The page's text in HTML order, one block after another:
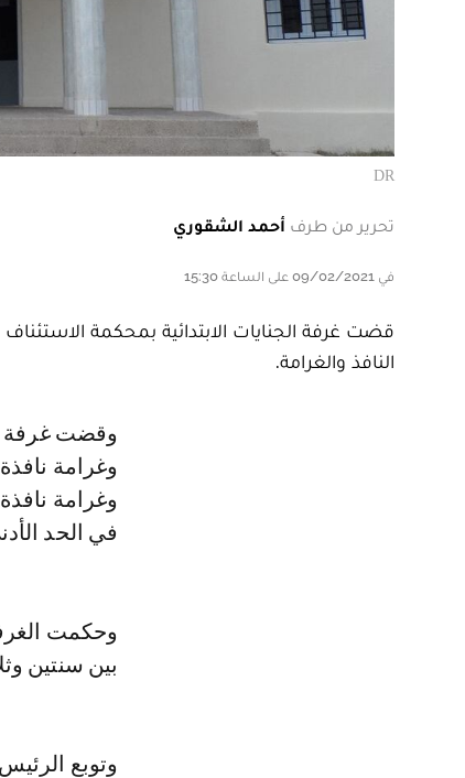
DR
تحرير من طرف أحمد الشقوري
في 09/02/2021 على الساعة 15:30
النافذ والغرامة.
وقضت غرفة الجنايات الابتدائية في حق رئيس الجماعة بست سنوات سجنا نافذا،
في الحد
وحكمت
بين سنتين
وتوبع